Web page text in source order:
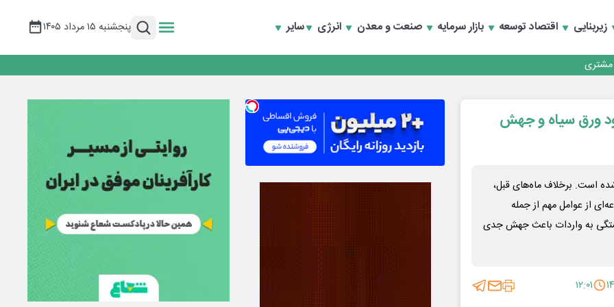
زیربنایی اقتصاد توسعه بازار سرمایه صنعت و معدن انرژی سایر پنجشنبه ۱۵ مرداد ۱۴۰۵
و بازسازی اعتماد مشتریان
مشتری
و بازسازی اعتماد مشتریان
تاثیر جنگ، کمبود ورق سیاه و جهش
خود شده است. برخلاف ماه‌های قبل،
از عوامل مهم از جمله
به واردات باعث جهش جدی
۱۲:۰۱